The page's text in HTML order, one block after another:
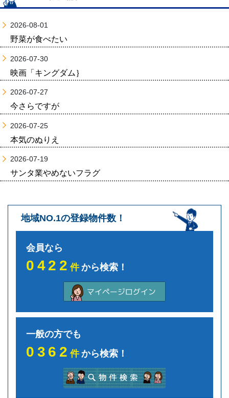
2026-08-01
野菜が食べたい
2026-07-30
映画「キングダム｝
2026-07-27
今さらですが
2026-07-25
本気のぬりえ
2026-07-19
サンタ業やめないフラグ
地域NO.1の登録物件数！
会員なら
0422件から検索！
一般の方でも
0362件から検索！